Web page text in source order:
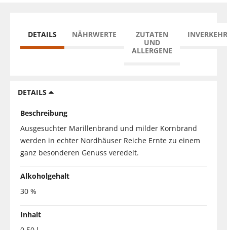
DETAILS NÄHRWERTE
ZUTATEN
UND
ALLERGENE
DETAILS
Beschreibung
Ausgesuchter Marillenbrand und milder Kornbrand
werden in echter Nordhäuser Reiche Ernte zu einem
ganz besonderen Genuss veredelt.
Alkoholgehalt
30 %
Inhalt